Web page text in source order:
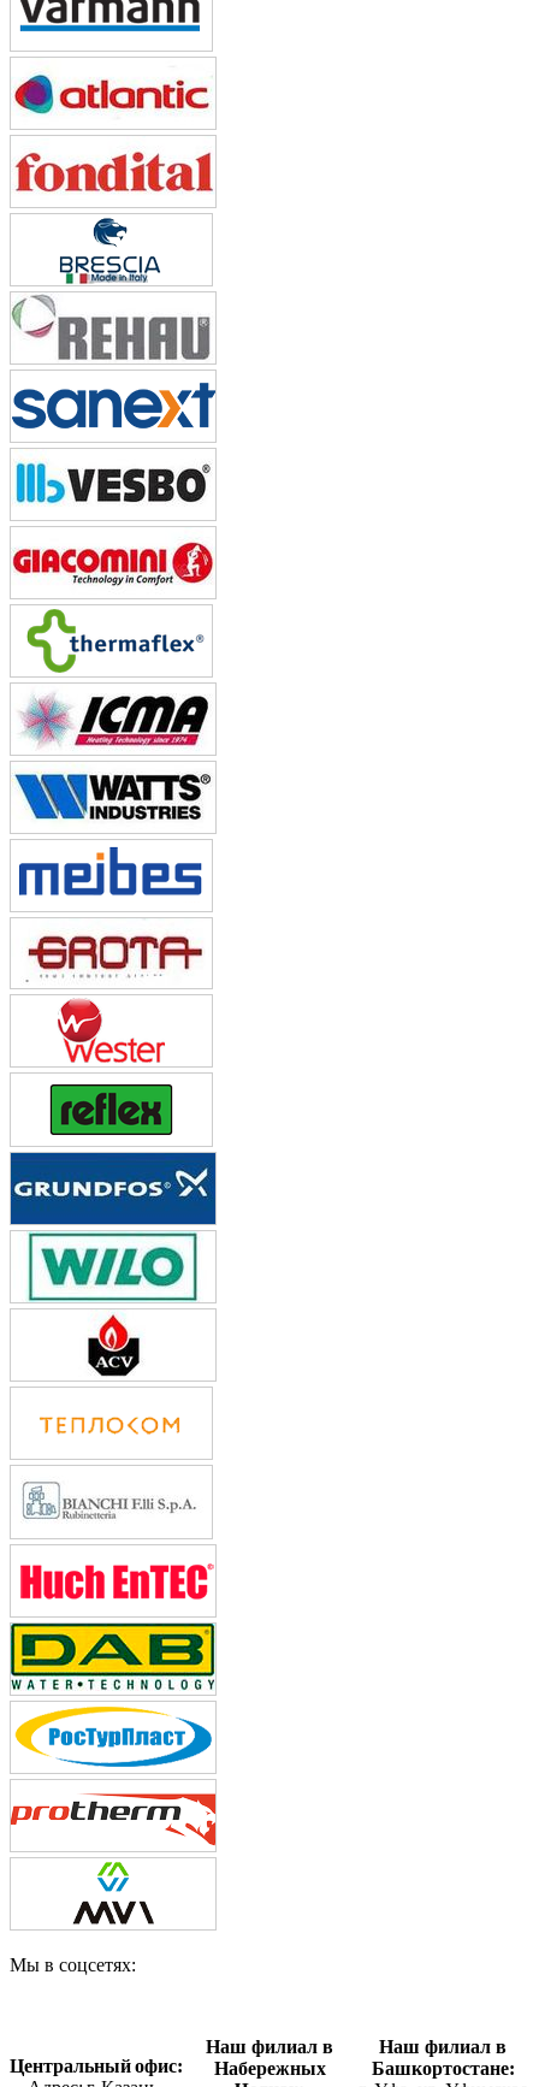
Мы в соцсетях:
Центральный офис:
Наш филиал в
Набережных
Наш филиал в
Башкортостане: